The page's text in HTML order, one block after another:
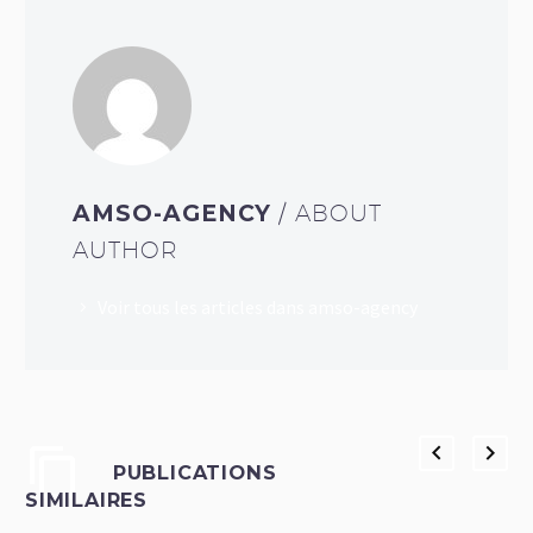
AMSO-AGENCY / ABOUT
AUTHOR
PUBLICATIONS
SIMILAIRES